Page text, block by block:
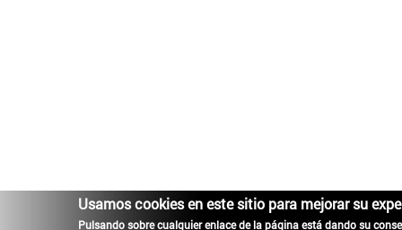
Usamos cookies en este sitio para mejorar su
Pulsando sobre cualquier enlace de la página está dando su